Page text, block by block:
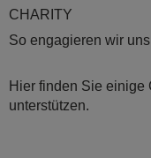
CHA­RI­TY
So engagieren wir uns
Hier finden Sie einige
unterstützen.